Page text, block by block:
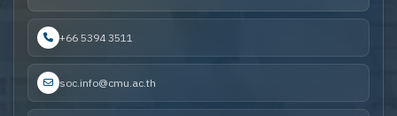
+66 5394 3511
soc.info@cmu.ac.th